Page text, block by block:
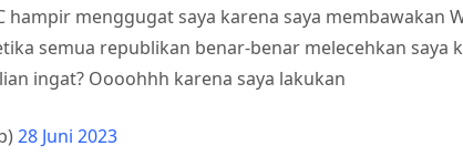
hampir menggugat saya karena saya membawakan
semua republikan benar-benar melecehkan saya
ingat? Oooohhh karena saya lakukan
28 Juni 2023